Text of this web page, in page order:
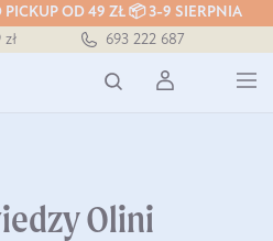
OD 49 ZŁ 📦 3-9 SIERPNIA
693 222 687
Olini